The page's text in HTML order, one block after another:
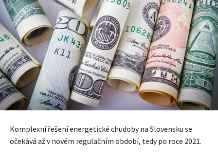
Komplexní řešení energetické chudoby na Slovensku se
očekává až v novém regulačním období, tedy po roce 2021.